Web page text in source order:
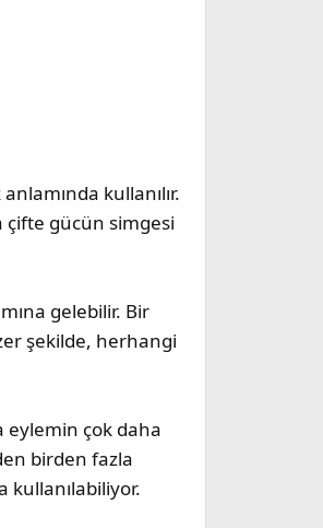
kullanılır.
çifte gücün simgesi
gelebilir. Bir
şekilde, herhangi
eylemin çok daha
birden fazla
kullanılabiliyor.